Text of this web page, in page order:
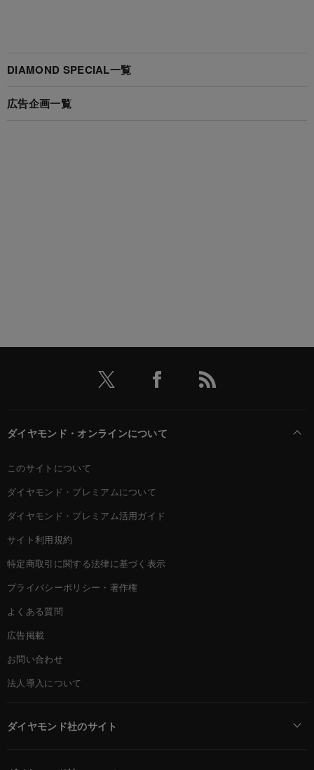
DIAMOND SPECIAL一覧
広告企画一覧
ダイヤモンド・オンラインについて
このサイトについて
ダイヤモンド・プレミアムについて
ダイヤモンド・プレミアム活用ガイド
サイト利用規約
特定商取引に関する法律に基づく表示
プライバシーポリシー・著作権
よくある質問
広告掲載
お問い合わせ
法人導入について
ダイヤモンド社のサイト